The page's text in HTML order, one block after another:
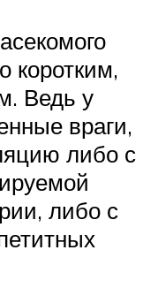
коротким,
Ведь у
враги,
либо с
либо с